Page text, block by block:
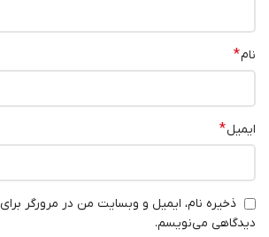
نام*
ایمیل*
ذخیره نام، ایمیل و وبسایت من در مرورگر برای
دیدگاهی می‌نویسم.